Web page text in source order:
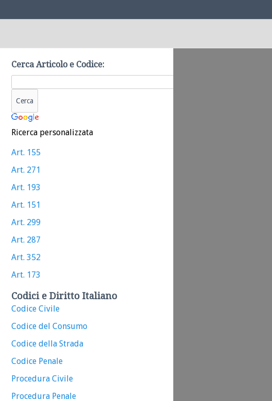
Cerca Articolo e Codice:
Ricerca personalizzata
Art. 155
Art. 271
Art. 193
Art. 151
Art. 299
Art. 287
Art. 352
Art. 173
Codici e Diritto Italiano
Codice Civile
Codice del Consumo
Codice della Strada
Codice Penale
Procedura Civile
Procedura Penale